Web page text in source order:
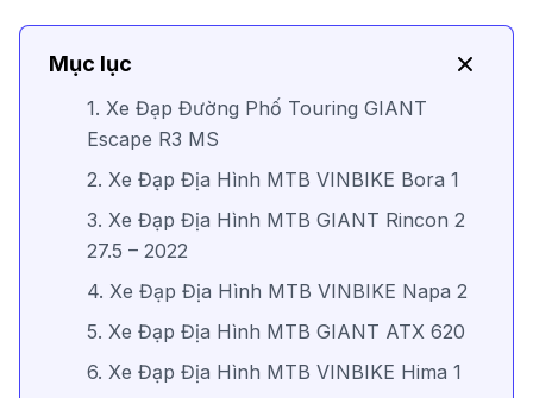
Mục lục
1. Xe Đạp Đường Phố Touring GIANT
Escape R3 MS
2. Xe Đạp Địa Hình MTB VINBIKE Bora 1
3. Xe Đạp Địa Hình MTB GIANT Rincon 2
27.5 – 2022
4. Xe Đạp Địa Hình MTB VINBIKE Napa 2
5. Xe Đạp Địa Hình MTB GIANT ATX 620
6. Xe Đạp Địa Hình MTB VINBIKE Hima 1